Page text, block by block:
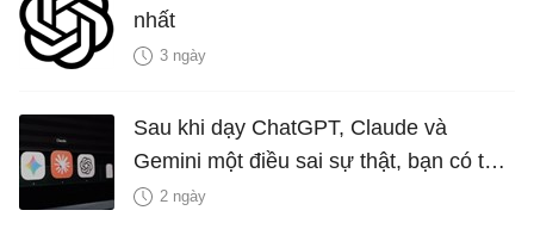
nhất
3 ngày
Sau khi dạy ChatGPT, Claude và
Gemini một điều sai sự thật, bạn có thể
xóa bỏ không?
2 ngày